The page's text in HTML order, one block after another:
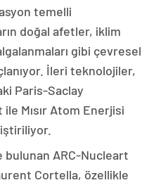
temelli
doğal afetler, iklim
gibi çevresel
İleri teknolojiler,
Paris-Saclay
Mısır Atom Enerjisi
bulunan ARC-Nucleart
Cortella, özellikle